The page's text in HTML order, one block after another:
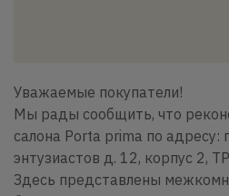
Уважаемые покупатели!
Мы рады сообщить, что
салона Porta prima по адресу:
энтузиастов д. 12, корпус 2,
Здесь представлены